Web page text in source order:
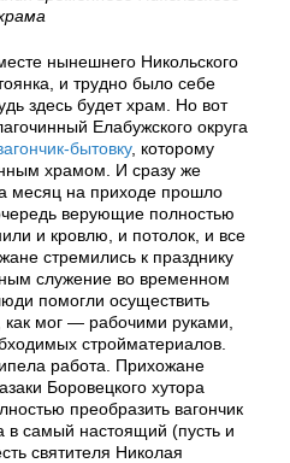
нынешнего Никольского
и трудно было себе
здесь будет храм. Но вот
Елабужского округа
бытовку, которому
храмом. И сразу же
месяц на приходе прошло
верующие полностью
и кровлю, и потолок, и все
стремились к празднику
служение во временном
помогли осуществить
мог — рабочими руками,
стройматериалов.
работа. Прихожане
Боровецкого хутора
преобразить вагончик
в самый настоящий (пусть и
святителя Николая